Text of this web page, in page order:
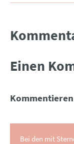
Einen
Kommentieren
Bei den mit